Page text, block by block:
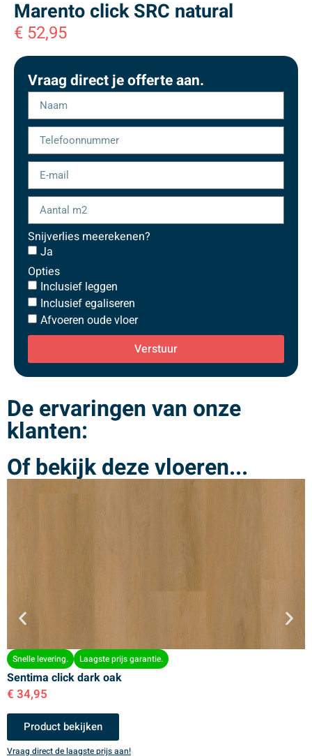
Marento click SRC natural
€ 52,95
Vraag direct je offerte aan.
Snijverlies meerekenen?
Ja
Opties
Inclusief leggen
Inclusief egaliseren
Afvoeren oude vloer
Verstuur
De ervaringen van onze
klanten:
Of bekijk deze vloeren...
Snelle levering. Laagste prijs garantie.
Sentima click dark oak
€ 34,95
Product bekijken
Vraag direct de laagste prijs aan!